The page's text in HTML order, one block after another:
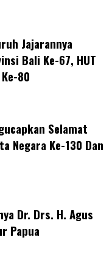
Jajarannya
Bali Ke-67, HUT
80
Selamat
Negara Ke-130 Dan
Dr. Drs. H. Agus
Papua